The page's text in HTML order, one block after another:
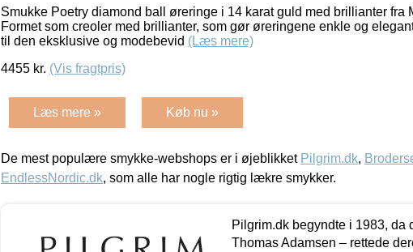
Smukke Poetry diamond ball øreringe i 14 karat guld med brillianter fra
Formet som creoler med brillianter, som gør øreringene enkle og
til den eksklusive og modebevid (Læs mere)
4455 kr. (Vis fragtpris)
Læs mere » Køb nu »
De mest populære smykke-webshops er i øjeblikket Pilgrim.dk,
EndlessNordic.dk, som alle har nogle rigtig lækre smykker.
Pilgrim.dk begyndte i 1983, da
Thomas Adamsen – rettede